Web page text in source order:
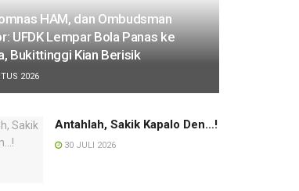
HAM, dan Ombudsman
UFDK Lempar Bola Panas ke
Bukittinggi Kian Berisik
2026
Antahlah, Sakik Kapalo Den…!
30 JULI 2026